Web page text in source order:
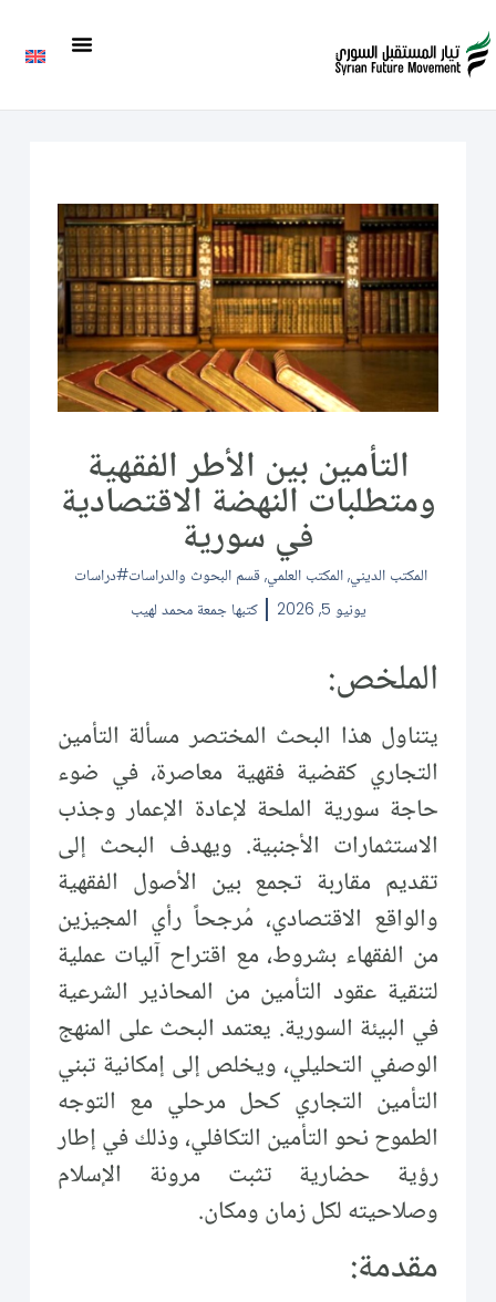
التأمين بين الأطر الفقهية
ومتطلبات النهضة الاقتصادية
في سورية
المكتب الديني, المكتب العلمي, قسم البحوث والدراسات دراسات
يونيو 5, 2026
كتبها جمعة محمد لهيب
الملخص:
يتناول هذا البحث المختصر مسألة التأمين
التجاري كقضية فقهية معاصرة، في ضوء
حاجة سورية الملحة لإعادة الإعمار وجذب
الاستثمارات الأجنبية. ويهدف البحث إلى
تقديم مقاربة تجمع بين الأصول الفقهية
والواقع الاقتصادي، مُرجحاً رأي المجيزين
من الفقهاء بشروط، مع اقتراح آليات عملية
لتنقية عقود التأمين من المحاذير الشرعية
في البيئة السورية. يعتمد البحث على المنهج
الوصفي التحليلي، ويخلص إلى إمكانية تبني
التأمين التجاري كحل مرحلي مع التوجه
الطموح نحو التأمين التكافلي، وذلك في إطار
رؤية حضارية تثبت مرونة الإسلام
وصلاحيته لكل زمان ومكان.
مقدمة: